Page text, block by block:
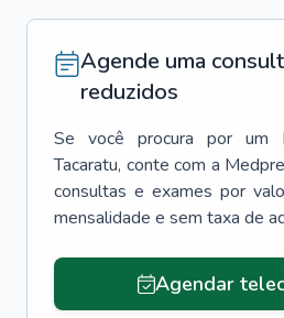
Agende uma
reduzidos
Se você procura por um
Tacaratu, conte com a
consultas e exames por
mensalidade e sem taxa de
Agendar